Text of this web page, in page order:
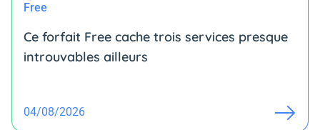
Free
Ce forfait Free cache trois services presque
introuvables ailleurs
04/08/2026